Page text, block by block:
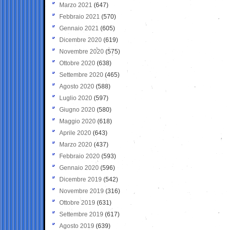
Marzo 2021 (647)
Febbraio 2021 (570)
Gennaio 2021 (605)
Dicembre 2020 (619)
Novembre 2020 (575)
Ottobre 2020 (638)
Settembre 2020(465)
Agosto 2020 (588)
Luglio 2020 (597)
Giugno 2020 (580)
Maggio 2020 (618)
Aprile 2020 (643)
Marzo 2020 (437)
Febbraio 2020 (593)
Gennaio 2020 (596)
Dicembre 2019 (542)
Novembre 2019 (316)
Ottobre 2019 (631)
Settembre 2019 (617)
Agosto 2019 (639)